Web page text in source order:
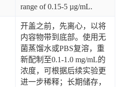
range of 0.15-5 µg/mL.
开盖之前，先离心，以将
内容物带到底部。使用无
菌蒸馏水或PBS复溶，重
新配制至0.1-1.0 mg/mL的
浓度，可根据后续实验更
进一步稀释；长期储存，